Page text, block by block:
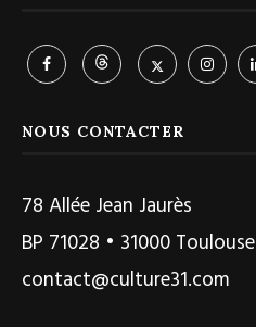
NOUS CONTACTER
78 Allée Jean Jaurès
BP 71028 • 31000 Toulouse
contact@culture31.com